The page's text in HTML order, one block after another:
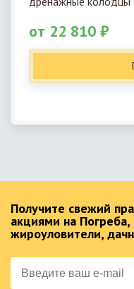
от 22 810 ₽
Получите свежий
акциями на
жироуловители,